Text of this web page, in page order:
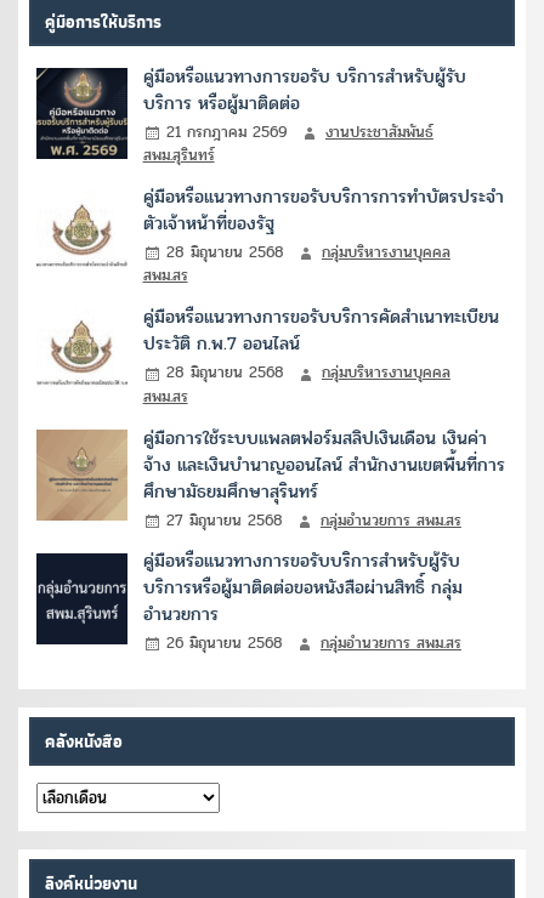
คู่มือการให้บริการ
คู่มือหรือแนวทางการขอรับ บริการสำหรับผู้รับ
บริการ หรือผู้มาติดต่อ
21 กรกฎาคม 2569
งานประชาสัมพันธ์
สพม.สุรินทร์
คู่มือหรือแนวทางการขอรับบริการการทำบัตรประจำ
ตัวเจ้าหน้าที่ของรัฐ
28 มิถุนายน 2568
กลุ่มบริหารงานบุคคล
สพม.สร
คู่มือหรือแนวทางการขอรับบริการคัดสำเนาทะเบียน
ประวัติ ก.พ.7 ออนไลน์
28 มิถุนายน 2568
กลุ่มบริหารงานบุคคล
สพม.สร
คู่มือการใช้ระบบแพลตฟอร์มสลิปเงินเดือน เงินค่า
จ้าง และเงินบำนาญออนไลน์ สำนักงานเขตพื้นที่การ
ศึกษามัธยมศึกษาสุรินทร์
27 มิถุนายน 2568 กลุ่มอำนวยการ สพม.สร
คู่มือหรือแนวทางการขอรับบริการสำหรับผู้รับ
บริการหรือผู้มาติดต่อขอหนังสือผ่านสิทธิ์ กลุ่ม
อำนวยการ
26 มิถุนายน 2568 กลุ่มอำนวยการ สพม.สร
คลังหนังสือ
คลัง
หนังสือ
ลิงค์หน่วยงาน